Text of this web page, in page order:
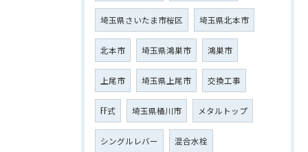
埼玉県さいたま市桜区 埼玉県北本市
北本市 埼玉県鴻巣市 鴻巣市
上尾市 埼玉県上尾市 交換工事
FF式 埼玉県桶川市 メタルトップ
シングルレバー 混合水栓